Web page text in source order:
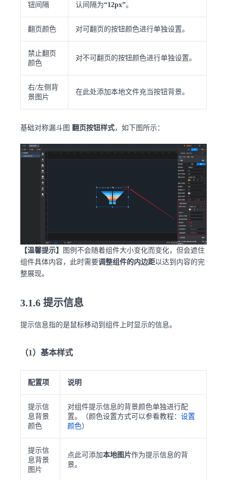
钮间隔
认间隔为“12px”。
翻页颜色 对可翻页的按钮颜色进行单独设置。
禁止翻页
颜色
对不可翻页的按钮颜色进行单独设置。
右/左侧背
景图片
在此处添加本地文件充当按钮背景。
基础对称漏斗图 翻页按钮样式，如下图所示：
【温馨提示】
图例不会随着组件大小变化而变化，但会遮住
组件具体内容，此时需要调整组件的内边距以达到内容的完
整展现。
3.1.6 提示信息
提示信息指的是鼠标移动到组件上时显示的信息。
（1）基本样式
配置项 说明
提示信
息背景
颜色
对组件提示信息的背景颜色单独进行配
置。（颜色设置方式可以参看教程： 设置
颜色）
提示信
息背景
图片
点此可添加本地图片作为提示信息的背
景。